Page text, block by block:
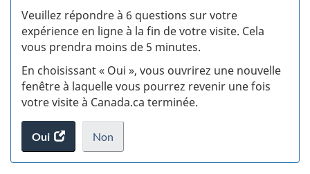
Veuillez répondre à 6 questions sur votre
expérience en ligne à la fin de votre visite. Cela
vous prendra moins de 5 minutes.
En choisissant « Oui », vous ouvrirez une nouvelle
fenêtre à laquelle vous pourrez revenir une fois
votre visite à Canada.ca terminée.
Oui
accéder
au
Non
je
.